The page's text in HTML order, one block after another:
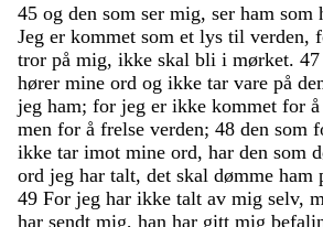
45 og den som ser mig, ser ham som
Jeg er kommet som et lys til verden,
tror på mig, ikke skal bli i mørket. 47
hører mine ord og ikke tar vare på
jeg ham; for jeg er ikke kommet for å
men for å frelse verden; 48 den som
ikke tar imot mine ord, har den som
ord jeg har talt, det skal dømme ham
49 For jeg har ikke talt av mig selv,
har sendt mig, han har gitt mig